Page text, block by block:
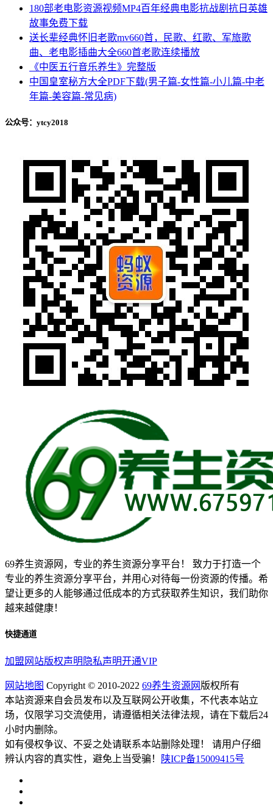
180部老电影资源视频MP4百年经典电影抗战剧抗日英雄
故事免费下载
送长辈经典怀旧老歌mv660首，民歌、红歌、军旅歌
曲、老电影插曲大全660首老歌连续播放
《中医五行音乐养生》完整版
中国皇室秘方大全PDF下载(男子篇-女性篇-小儿篇-中老
年篇-美容篇-常见病)
公众号：ytcy2018
69养生资源网，专业的养生资源分享平台！ 致力于打造一个
专业的养生资源分享平台，并用心对待每一份资源的传播。希
望让更多的人能够通过低成本的方式获取养生知识，我们助你
越来越健康！
快捷通道
加盟网站版权声明 隐私声明开通VIP
网站地图 Copyright © 2010-2022 69养生资源网 版权所有
本站资源来自会员发布以及互联网公开收集，不代表本站立
场，仅限学习交流使用，请遵循相关法律法规，请在下载后24
小时内删除。
如有侵权争议、不妥之处请联系本站删除处理！ 请用户仔细
辨认内容的真实性，避免上当受骗！
陕ICP备15009415号